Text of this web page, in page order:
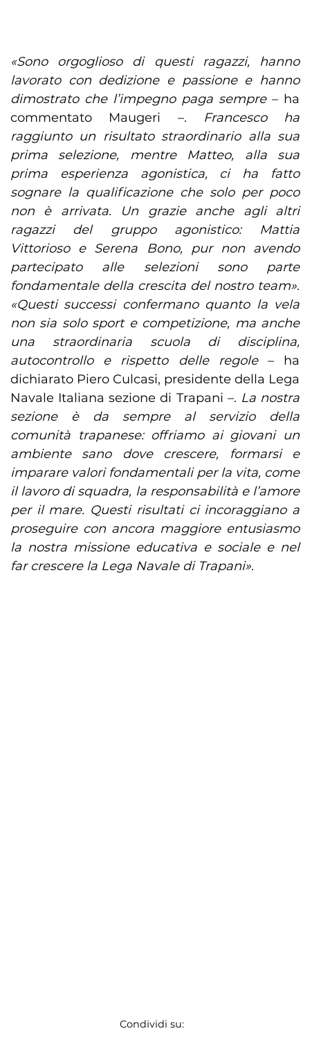
«Sono orgoglioso di questi ragazzi, hanno
lavorato con dedizione e passione e hanno
dimostrato che l’impegno paga sempre– ha
commentato Maugeri –.
Francesco ha
raggiunto un risultato straordinario alla sua
prima selezione, mentre Matteo, alla sua
prima esperienza agonistica, ci ha fatto
sognare la qualificazione che solo per poco
non è arrivata. Un grazie anche agli altri
ragazzi del gruppo agonistico: Mattia
Vittorioso e Serena Bono, pur non avendo
partecipato alle selezioni sono parte
fondamentale della crescita del nostro team».
«Questi successi confermano quanto la vela
non sia solo sport e competizione, ma anche
una straordinaria scuola di disciplina,
autocontrollo e rispetto delle regole– ha
dichiarato Piero Culcasi, presidente della Lega
Navale Italiana sezione di Trapani –. La nostra
sezione è da sempre al servizio della
comunità trapanese: offriamo ai giovani un
ambiente sano dove crescere, formarsi e
imparare valori fondamentali per la vita, come
il lavoro di squadra, la responsabilità e l’amore
per il mare. Questi risultati ci incoraggiano a
proseguire con ancora maggiore entusiasmo
la nostra missione educativa e sociale e nel
far crescere la Lega Navale di Trapani».
Condividi su: